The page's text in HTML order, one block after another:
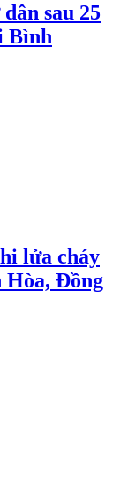
sau 25
Bình
lửa cháy
Hòa, Đồng